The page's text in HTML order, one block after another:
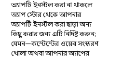
অ্যাপটি ইনস্টল করা না থাকলে,
অ্যাপ স্টোর থেকে আপনার
অ্যাপটি ইনস্টল করা ছাড়া অন্য
কিছু করার জন্য এটি নির্দিষ্ট করুন;
যেমন—কন্টেন্টের ওয়েব সংস্করণ
খোলা, অথবা আপনার অ্যাপের